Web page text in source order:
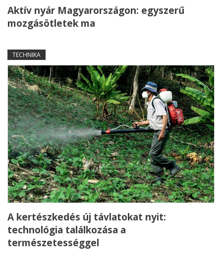
Aktív nyár Magyarországon: egyszerű
mozgásötletek ma
TECHNIKA
A kertészkedés új távlatokat nyit:
technológia találkozása a
természetességgel